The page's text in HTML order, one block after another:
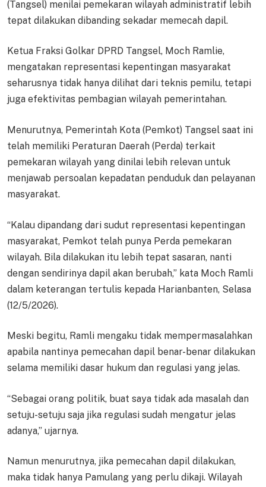
(Tangsel) menilai pemekaran wilayah administratif lebih
tepat dilakukan dibanding sekadar memecah dapil.
Ketua Fraksi Golkar DPRD Tangsel, Moch Ramlie,
mengatakan representasi kepentingan masyarakat
seharusnya tidak hanya dilihat dari teknis pemilu, tetapi
juga efektivitas pembagian wilayah pemerintahan.
Menurutnya, Pemerintah Kota (Pemkot) Tangsel saat ini
telah memiliki Peraturan Daerah (Perda) terkait
pemekaran wilayah yang dinilai lebih relevan untuk
menjawab persoalan kepadatan penduduk dan pelayanan
masyarakat.
“Kalau dipandang dari sudut representasi kepentingan
masyarakat, Pemkot telah punya Perda pemekaran
wilayah. Bila dilakukan itu lebih tepat sasaran, nanti
dengan sendirinya dapil akan berubah,” kata Moch Ramli
dalam keterangan tertulis kepada Harianbanten, Selasa
(12/5/2026).
Meski begitu, Ramli mengaku tidak mempermasalahkan
apabila nantinya pemecahan dapil benar-benar dilakukan
selama memiliki dasar hukum dan regulasi yang jelas.
“Sebagai orang politik, buat saya tidak ada masalah dan
setuju-setuju saja jika regulasi sudah mengatur jelas
adanya,” ujarnya.
Namun menurutnya, jika pemecahan dapil dilakukan,
maka tidak hanya Pamulang yang perlu dikaji. Wilayah